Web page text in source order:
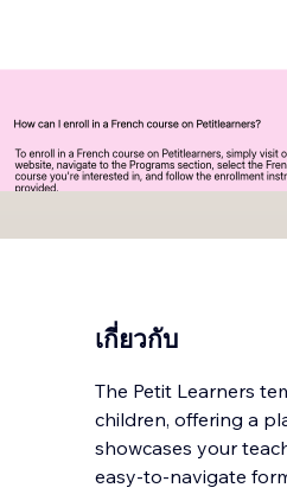
เกี่ยวกับ
The Petit Learners
children, offering a
showcases your
easy-to-navigate